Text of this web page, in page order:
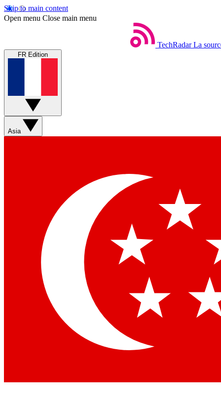
Skip to main content
Open menu Close main menu
TechRadar La
FR Edition
Asia